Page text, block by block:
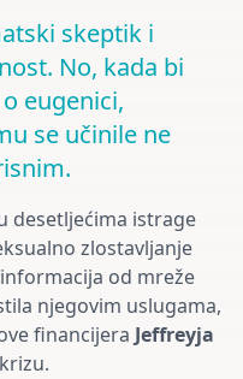
skeptik i
No, kada bi
eugenici,
se učinile ne
desetljećima istrage
zlostavljanje
od mreže
njegovim uslugama,
financijera Jeffreyja